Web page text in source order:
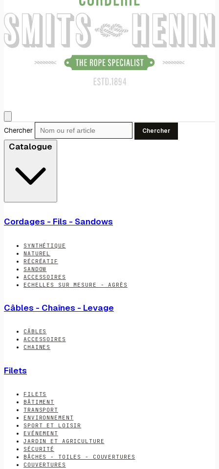
Chercher Chercher
Catalogue
Cordages - Fils - Sandows
SYNTHÉTIQUE
NATUREL
RÉCRÉATIF
SANDOW
ACCESSOIRES
ECHELLES SUR MESURE - AGRÈS
Câbles - Chaînes - Levage
CÂBLES
ACCESSOIRES
CHAINES
Filets
FILETS
BÂTIMENT
TRANSPORT
ENVIRONNEMENT
SPORT ET LOISIR
EVÉNEMENT
JARDIN ET AGRICULTURE
SÉCURITÉ
BÂCHES - TOILES - COUVERTURES
COUVERTURES